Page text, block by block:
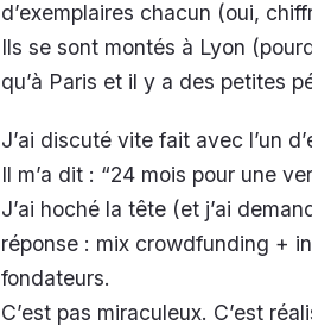
d’exemplaires chacun (oui,
Ils se sont montés à Lyon
qu’à Paris et il y a des petites
J’ai discuté vite fait avec l’un
Il m’a dit : “24 mois pour une
J’ai hoché la tête (et j’ai
réponse : mix crowdfunding +
fondateurs.
C’est pas miraculeux. C’est